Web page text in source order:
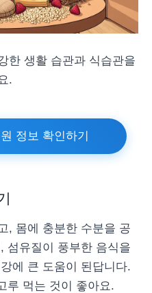
한 생활 습관과 식습관을
.
정보 확인하기
, 몸에 충분한 수분을 공
섬유질이 풍부한 음식을
에 큰 도움이 된답니다.
루 먹는 것이 좋아요.